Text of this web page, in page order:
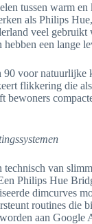
tussen warm
als Philips
veel
hebben een lange
voor natuurlijke
flikkering die
bewoners
van
Philips Hue
dimcurves
routines die
aan Google